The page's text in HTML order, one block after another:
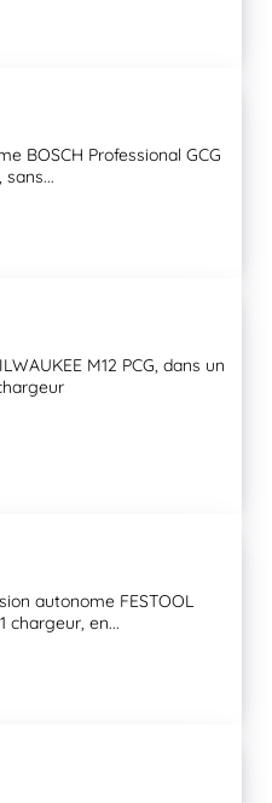
BOSCH Professional GCG
M12 PCG, dans un
autonome FESTOOL
chargeur, en...